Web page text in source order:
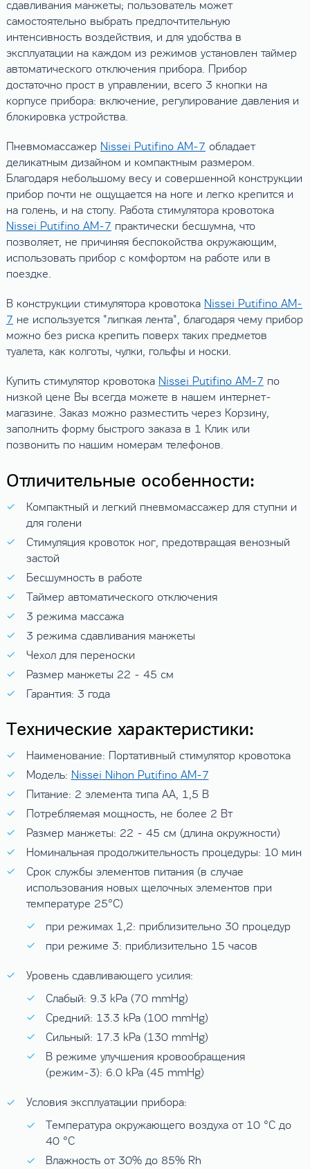
сдавливания манжеты; пользователь может
самостоятельно выбрать предпочтительную
интенсивность воздействия, и для удобства в
эксплуатации на каждом из режимов установлен таймер
автоматического отключения прибора. Прибор
достаточно прост в управлении, всего 3 кнопки на
корпусе прибора: включение, регулирование давления и
блокировка устройства.
Пневмомассажер Nissei Putifino AM-7 обладает
деликатным дизайном и компактным размером.
Благодаря небольшому весу и совершенной конструкции
прибор почти не ощущается на ноге и легко крепится и
на голень, и на стопу. Работа стимулятора кровотока
Nissei Putifino AM-7 практически бесшумна, что
позволяет, не причиняя беспокойства окружающим,
использовать прибор с комфортом на работе или в
поездке.
В конструкции стимулятора кровотока Nissei Putifino AM-
7 не используется "липкая лента", благодаря чему прибор
можно без риска крепить поверх таких предметов
туалета, как колготы, чулки, гольфы и носки.
Купить стимулятор кровотока Nissei Putifino AM-7 по
низкой цене Вы всегда можете в нашем интернет-
магазине. Заказ можно разместить через Корзину,
заполнить форму быстрого заказа в 1 Клик или
позвонить по нашим номерам телефонов.
Отличительные особенности:
Компактный и легкий пневмомассажер для ступни и
для голени
Стимуляция кровоток ног, предотвращая венозный
застой
Бесшумность в работе
Таймер автоматического отключения
3 режима массажа
3 режима сдавливания манжеты
Чехол для переноски
Размер манжеты 22 - 45 см
Гарантия: 3 года
Технические характеристики:
Наименование: Портативный стимулятор кровотока
Модель: Nissei Nihon Putifino AM-7
Питание: 2 элемента типа AA, 1,5 В
Потребляемая мощность, не более 2 Вт
Размер манжеты: 22 - 45 см (длина окружности)
Номинальная продолжительность процедуры: 10 мин
Срок службы элементов питания (в случае
использования новых щелочных элементов при
температуре 25°С)
при режимах 1,2: приблизительно 30 процедур
при режиме 3: приблизительно 15 часов
Уровень сдавливающего усилия:
Слабый: 9.3 kPa (70 mmHg)
Средний: 13.3 kPa (100 mmHg)
Сильный: 17.3 kPa (130 mmHg)
В режиме улучшения кровообращения
(режим-3): 6.0 kPa (45 mmHg)
Условия эксплуатации прибора:
Температура окружающего воздуха от 10 °C до
40 °C
Влажность от 30% до 85% Rh